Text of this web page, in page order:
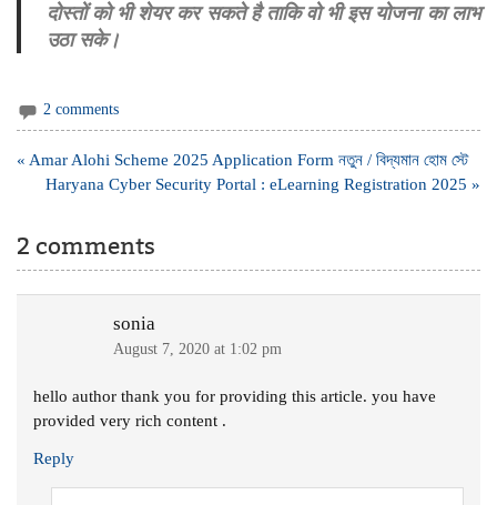
दोस्तों को भी शेयर कर सकते है ताकि वो भी इस योजना का लाभ
उठा सके।
2 comments
Post
navigation
« Amar Alohi Scheme 2025 Application Form নতুন / বিদ্যমান হোম স্টে
Haryana Cyber Security Portal : eLearning Registration 2025 »
2 comments
sonia
August 7, 2020 at 1:02 pm
hello author thank you for providing this article. you have
provided very rich content .
Reply